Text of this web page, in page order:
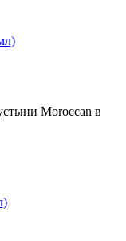
Moroccan в